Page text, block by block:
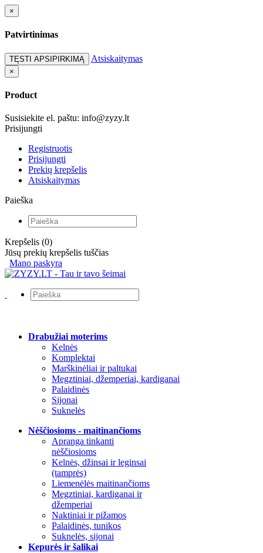
×
Patvirtinimas
TĘSTI APSIPIRKIMĄ Atsiskaitymas
×
Product
Susisiekite el. paštu: info@zyzy.lt
Prisijungti
Registruotis
Prisijungti
Prekių krepšelis
Atsiskaitymas
Paieška
Krepšelis (0)
Jūsų prekių krepšelis tuščias
Mano paskyra
Drabužiai moterims
Kelnės
Komplektai
Marškinėliai ir paltukai
Megztiniai, džemperiai, kardiganai
Palaidinės
Sijonai
Suknelės
Nėščiosioms - maitinančioms
Apranga tinkanti
nėščiosioms
Kelnės, džinsai ir leginsai
(tamprės)
Liemenėlės maitinančioms
Megztiniai, kardiganai ir
džemperiai
Naktiniai ir pižamos
Palaidinės, tunikos
Suknelės, sijonai
Kepurės ir šalikai